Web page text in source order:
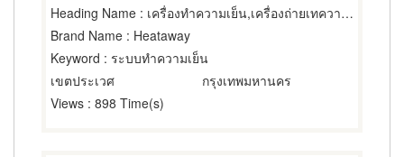
Heading Name : เครื่องทำความเย็น,เครื่องถ่ายเทความร้อน,คูลลิ่งทาวเวอร์แอร์ขนาดใหญ่
Brand Name : Heataway
Keyword : ระบบทำความเย็น
เขตประเวศ
กรุงเทพมหานคร
Views : 898 Time(s)